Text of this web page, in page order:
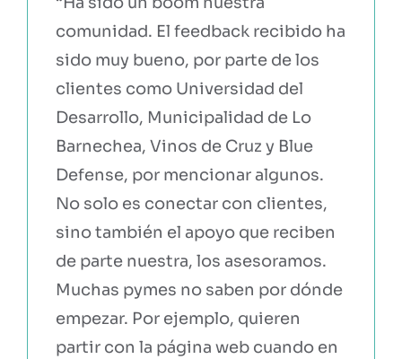
comunidad. El feedback recibido ha
sido muy bueno, por parte de los
clientes como Universidad del
Desarrollo, Municipalidad de Lo
Barnechea, Vinos de Cruz y Blue
Defense, por mencionar algunos.
No solo es conectar con clientes,
sino también el apoyo que reciben
de parte nuestra, los asesoramos.
Muchas pymes no saben por dónde
empezar. Por ejemplo, quieren
partir con la página web cuando en